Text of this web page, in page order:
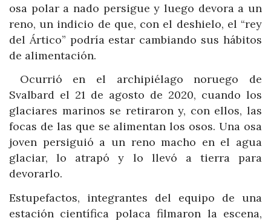
osa polar a nado persigue y luego devora a un
reno, un indicio de que, con el deshielo, el “rey
del Ártico” podría estar cambiando sus hábitos
de alimentación.
Ocurrió en el archipiélago noruego de
Svalbard el 21 de agosto de 2020, cuando los
glaciares marinos se retiraron y, con ellos, las
focas de las que se alimentan los osos. Una osa
joven persiguió a un reno macho en el agua
glaciar, lo atrapó y lo llevó a tierra para
devorarlo.
Estupefactos, integrantes del equipo de una
estación científica polaca filmaron la escena,